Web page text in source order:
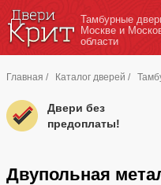
Тамбурные
Москве и
области
Главная / Каталог дверей /
Двери без
предоплаты!
Двупольная